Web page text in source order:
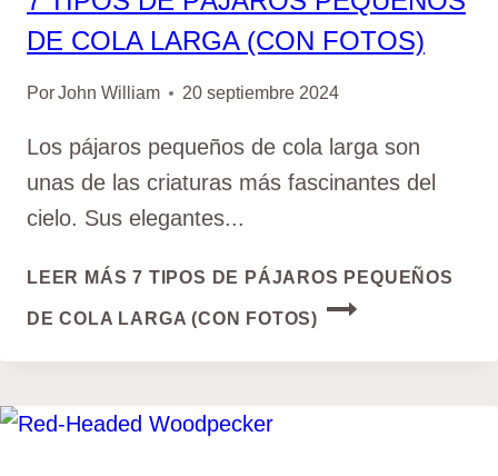
DE COLA LARGA (CON FOTOS)
PorJohn William 20 septiembre 2024
Los pájaros pequeños de cola larga son
unas de las criaturas más fascinantes del
cielo. Sus elegantes...
LEER MÁS 7 TIPOS DE PÁJAROS PEQUEÑOS
DE COLA LARGA (CON FOTOS)